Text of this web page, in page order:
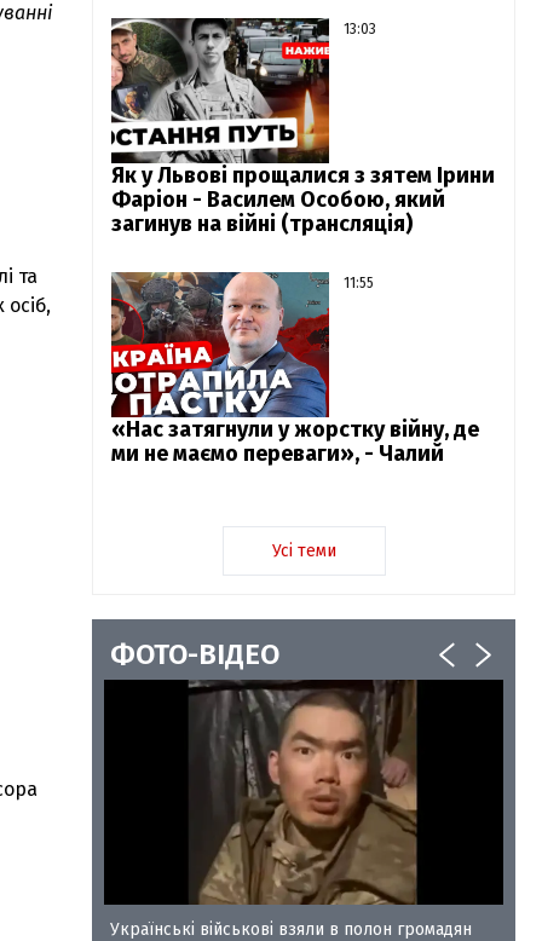
та
13:03
Як у Львові прощалися з зятем Ірини
Фаріон - Василем Особою, який
загинув на війні (трансляція)
11:55
«Нас затягнули у жорстку війну, де
ми не маємо переваги», - Чалий
Усі теми
ФОТО-ВІДЕО
35
Українські військові взяли в полон громадян